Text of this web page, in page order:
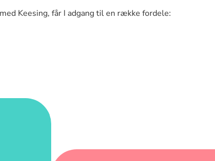
Keesing, får I adgang til en række fordele: